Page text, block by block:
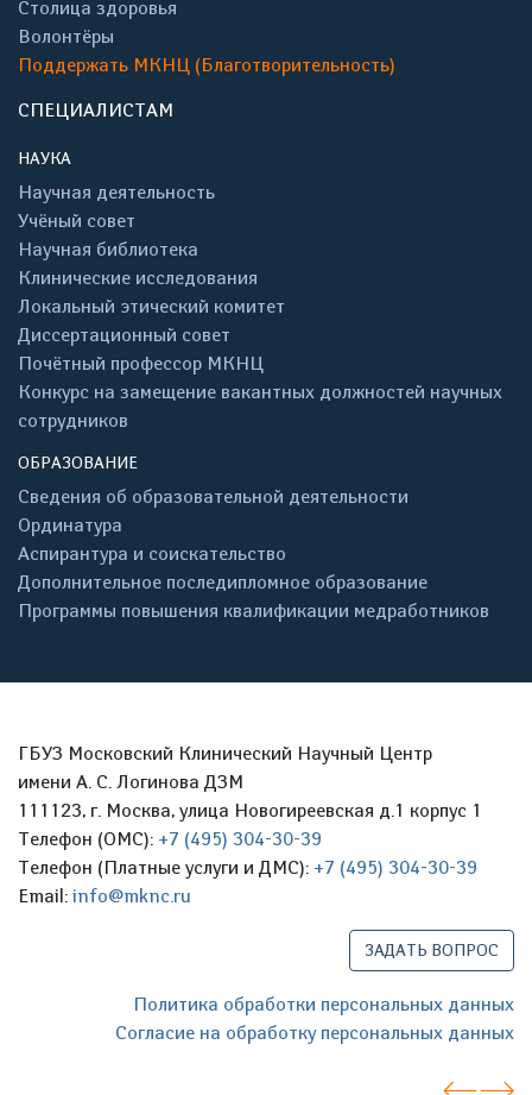
Столица здоровья
Волонтёры
Поддержать МКНЦ (Благотворительность)
СПЕЦИАЛИСТАМ
НАУКА
Научная деятельность
Учёный совет
Научная библиотека
Клинические исследования
Локальный этический комитет
Диссертационный совет
Почётный профессор МКНЦ
Конкурс на замещение вакантных должностей научных
сотрудников
ОБРАЗОВАНИЕ
Сведения об образовательной деятельности
Ординатура
Аспирантура и соискательство
Дополнительное последипломное образование
Программы повышения квалификации медработников
ГБУЗ Московский Клинический Научный Центр
имени А. С. Логинова ДЗМ
111123, г. Москва, улица Новогиреевская д.1 корпус 1
Телефон (ОМС): +7 (495) 304-30-39
Телефон (Платные услуги и ДМС): +7 (495) 304-30-39
Email: info@mknc.ru
ЗАДАТЬ ВОПРОС
Политика обработки персональных данных
Согласие на обработку персональных данных